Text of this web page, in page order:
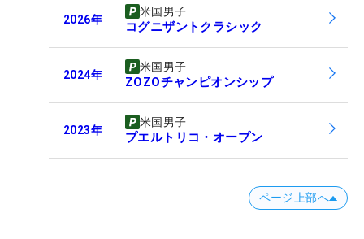
2026年
米国男子
コグニザントクラシック
2024年
米国男子
ZOZOチャンピオンシップ
2023年
米国男子
プエルトリコ・オープン
ページ上部へ